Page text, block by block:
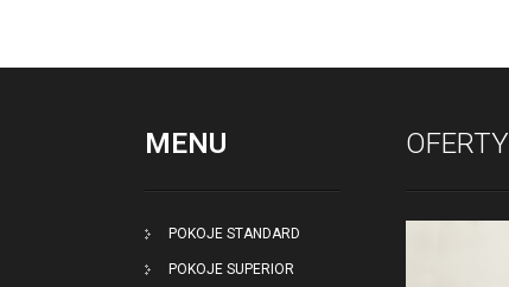
MENU
POKOJE STANDARD
POKOJE SUPERIOR
OFERTY